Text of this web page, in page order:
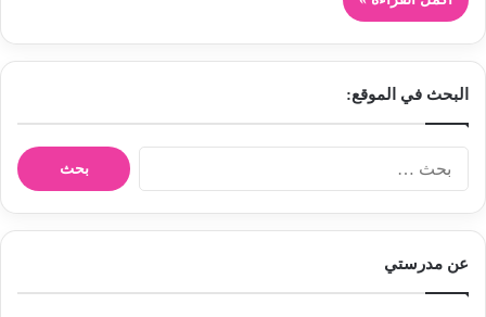
البحث في الموقع:
ن
عن مدرستي